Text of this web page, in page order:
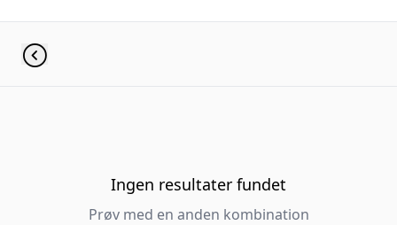
Ingen resultater fundet
Prøv med en anden kombination